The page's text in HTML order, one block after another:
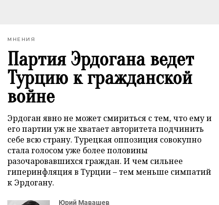
МНЕНИЯ
Партия Эрдогана ведет
Турцию к гражданской
войне
Эрдоган явно не может смириться с тем, что ему и
его партии уж не хватает авторитета подчинить
себе всю страну. Турецкая оппозиция совокупно
стала голосом уже более половины
разочаровавшихся граждан. И чем сильнее
гиперинфляция в Турции – тем меньше симпатий
к Эрдогану.
Юрий Мавашев